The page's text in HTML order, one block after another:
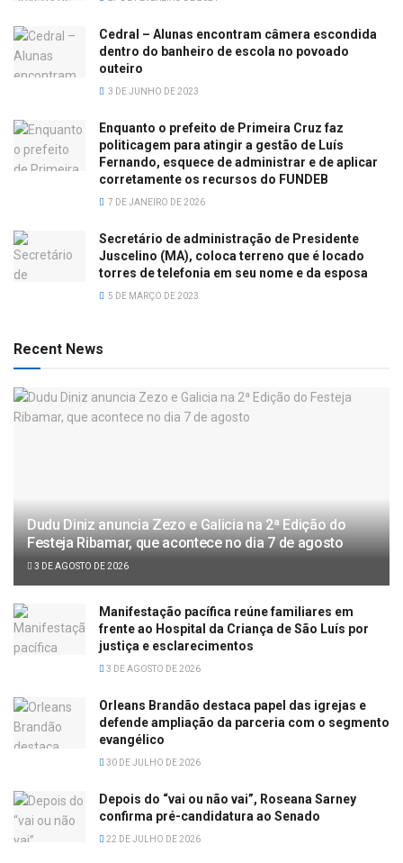
Cedral – Alunas encontram câmera escondida
dentro do banheiro de escola no povoado
outeiro
3 DE JUNHO DE 2023
Enquanto o prefeito de Primeira Cruz faz
politicagem para atingir a gestão de Luís
Fernando, esquece de administrar e de aplicar
corretamente os recursos do FUNDEB
7 DE JANEIRO DE 2026
Secretário de administração de Presidente
Juscelino (MA), coloca terreno que é locado
torres de telefonia em seu nome e da esposa
5 DE MARÇO DE 2023
Recent News
Dudu Diniz anuncia Zezo e Galicia na 2ª Edição do
Festeja Ribamar, que acontece no dia 7 de agosto
3 DE AGOSTO DE 2026
Manifestação pacífica reúne familiares em
frente ao Hospital da Criança de São Luís por
justiça e esclarecimentos
3 DE AGOSTO DE 2026
Orleans Brandão destaca papel das igrejas e
defende ampliação da parceria com o segmento
evangélico
30 DE JULHO DE 2026
Depois do “vai ou não vai”, Roseana Sarney
confirma pré-candidatura ao Senado
22 DE JULHO DE 2026